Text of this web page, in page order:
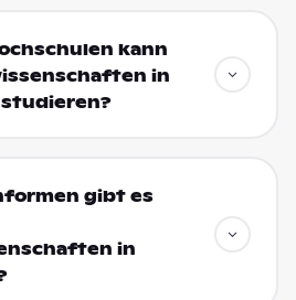
kann
in
studieren?
gibt es
in